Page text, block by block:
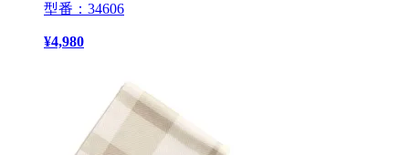
型番：34606
¥4,980